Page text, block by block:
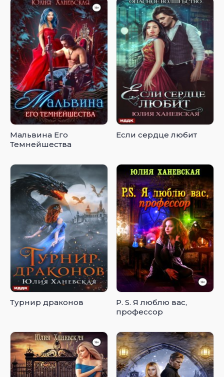
Мальвина Его
Темнейшества
Если сердце любит
Турнир драконов
P. S. Я люблю вас,
профессор